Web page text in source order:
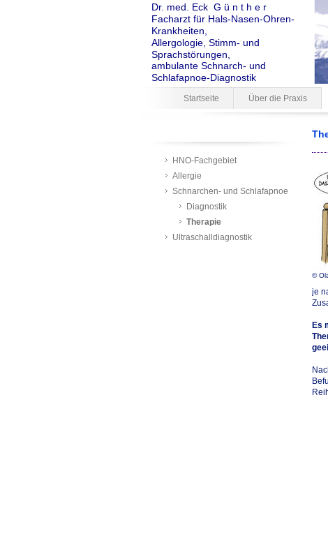
Dr. med. Eck G ü n t h e r
Facharzt für Hals-Nasen-Ohren-
Krankheiten,
Allergologie, Stimm- und
Sprachstörungen,
ambulante Schnarch- und
Schlafapnoe-Diagnostik
Startseite Über die Praxis
HNO-Fachgebiet
Allergie
Schnarchen- und Schlafapnoe
Diagnostik
Therapie
Ultraschalldiagnostik
©
je
Es